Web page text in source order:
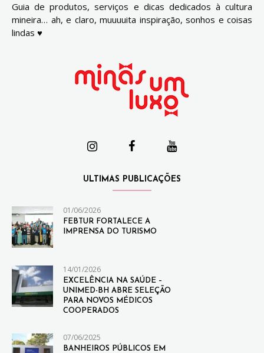
Guia de produtos, serviços e dicas dedicados à cultura
mineira… ah, e claro, muuuuita inspiração, sonhos e coisas
lindas ♥
ULTIMAS PUBLICAÇÕES
01/06/2026
FEBTUR FORTALECE A
IMPRENSA DO TURISMO
14/01/2026
EXCELÊNCIA NA SAÚDE –
UNIMED-BH ABRE SELEÇÃO
PARA NOVOS MÉDICOS
COOPERADOS
07/06/2025
BANHEIROS PÚBLICOS EM